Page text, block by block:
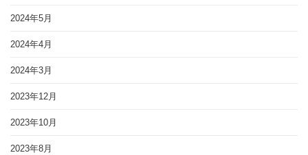
2024年5月
2024年4月
2024年3月
2023年12月
2023年10月
2023年8月